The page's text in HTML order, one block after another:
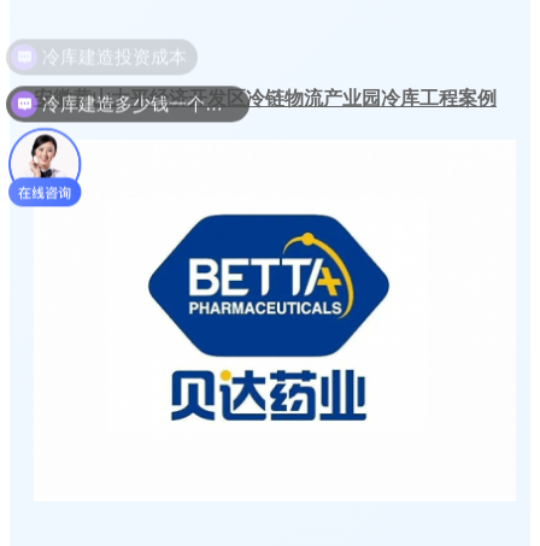
安徽黄山太平经济开发区冷链物流产业园冷库工程案例
冷库建造多少钱一个平方